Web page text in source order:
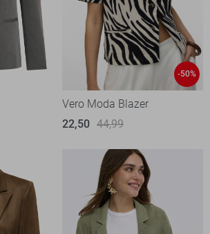
-50%
Vero Moda Blazer
22,50 44,99